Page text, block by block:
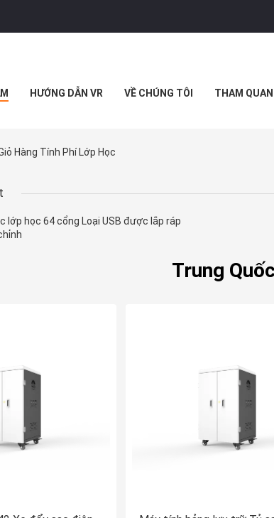
HƯỚNG DẪN VR VỀ CHÚNG TÔI THAM
Hàng Tính Phí Lớp Học
lớp học 64 cổng Loại USB được lắp ráp
Trung